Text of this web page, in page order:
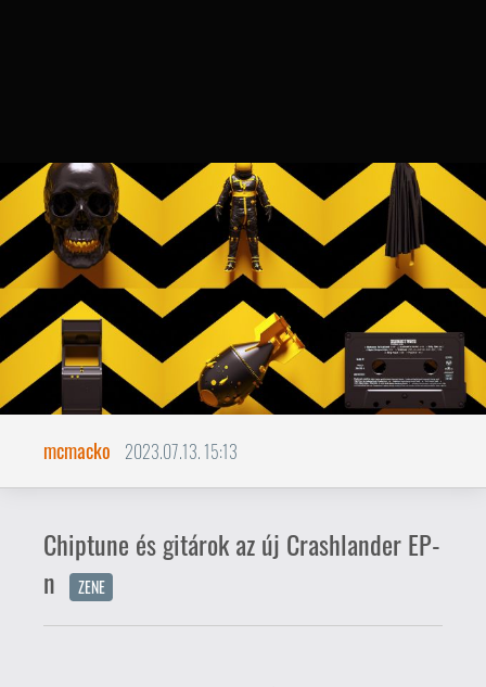
mcmacko 2023.07.13. 15:13
Chiptune és gitárok az új Crashlander EP-
n
ZENE
Egy rövidke önreklám következik.
Aki régóta olvas minket, tudja,
hogy századik hobbi projektként
Crashlander bandánk 2013 óta
nem színpadképes, szétfújt
projekt szinten nem hagytuk ülni
a dalokat, és 2015-ben, 2017-ben,
és most 2023-ban is kiadtunk egy
EP-jellegű kiadványt.